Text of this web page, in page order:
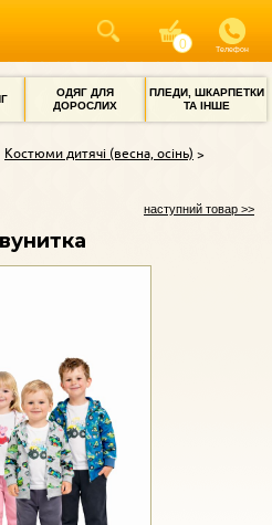
Телефон
ОДЯГ ДЛЯ
ДОРОСЛИХ
ПЛЕДИ, ШКАРПЕТКИ
ТА ІНШЕ
Костюми дитячі (весна, осінь)
наступний товар >>